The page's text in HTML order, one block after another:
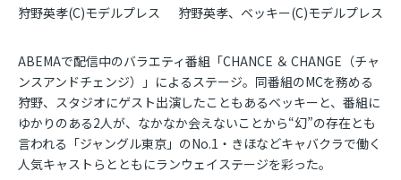
狩野英孝(C)モデルプレス 狩野英孝、ベッキー(C)モデルプレス
ABEMAで配信中のバラエティ番組「CHANCE ＆ CHANGE（チャ
ンスアンドチェンジ）」によるステージ。同番組のMCを務める
狩野、スタジオにゲスト出演したこともあるベッキーと、番組に
ゆかりのある2人が、なかなか会えないことから“幻”の存在とも
言われる「ジャングル東京」のNo.1・きほなどキャバクラで働く
人気キャストらとともにランウェイステージを彩った。